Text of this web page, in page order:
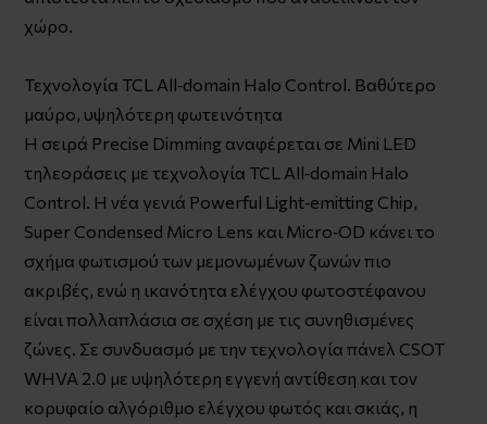
χώρο.
Τεχνολογία TCL All‑domain Halo Control. Βαθύτερο
μαύρο, υψηλότερη φωτεινότητα
Η σειρά Precise Dimming αναφέρεται σε Mini LED
τηλεοράσεις με τεχνολογία TCL All‑domain Halo
Control. Η νέα γενιά Powerful Light‑emitting Chip,
Super Condensed Micro Lens και Micro‑OD κάνει το
σχήμα φωτισμού των μεμονωμένων ζωνών πιο
ακριβές, ενώ η ικανότητα ελέγχου φωτοστέφανου
είναι πολλαπλάσια σε σχέση με τις συνηθισμένες
ζώνες. Σε συνδυασμό με την τεχνολογία πάνελ CSOT
WHVA 2.0 με υψηλότερη εγγενή αντίθεση και τον
κορυφαίο αλγόριθμο ελέγχου φωτός και σκιάς, η